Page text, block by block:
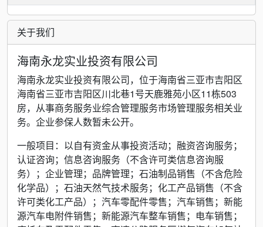
关于我们
海南永龙实业投资有限公司
海南永龙实业投资有限公司，位于海南省三亚市吉阳区
海南省三亚市吉阳区川北巷1号天鹿雅苑小区11栋503
房，从事商务服务业综合管理服务市场管理服务相关业
务。企业参保人数暂未公开。
一般项目：以自有资金从事投资活动；融资咨询服务；
认证咨询；信息咨询服务（不含许可类信息咨询服
务）；企业管理；品牌管理；石油制品销售（不含危险
化学品）；石油天然气技术服务；化工产品销售（不含
许可类化工产品）；汽车零配件零售；汽车销售；新能
源汽车电附件销售；新能源汽车整车销售；电车销售；